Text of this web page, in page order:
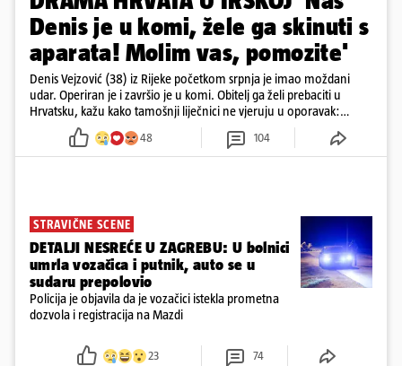
Denis je u komi, žele ga skinuti s
aparata! Molim vas, pomozite'
Denis Vejzović (38) iz Rijeke početkom srpnja je imao moždani
udar. Operiran je i završio je u komi. Obitelj ga želi prebaciti u
Hrvatsku, kažu kako tamošnji liječnici ne vjeruju u oporavak:
'Imamo 72 sata'
48 104
STRAVIČNE SCENE
DETALJI NESREĆE U ZAGREBU: U bolnici
umrla vozačica i putnik, auto se u
sudaru prepolovio
Policija je objavila da je vozačici istekla prometna
dozvola i registracija na Mazdi
23 74